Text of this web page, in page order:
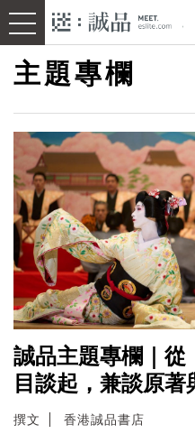
主題專欄
誠品主題專欄｜從
目談起，兼談原著
撰文 香港誠品書店